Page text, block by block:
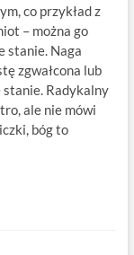
co przykład z
– można go
stanie. Naga
zgwałcona lub
stanie. Radykalny
ale nie mówi
bóg to